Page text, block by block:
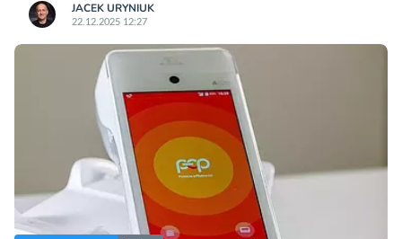
JACEK URYNIUK
22.12.2025 12:27